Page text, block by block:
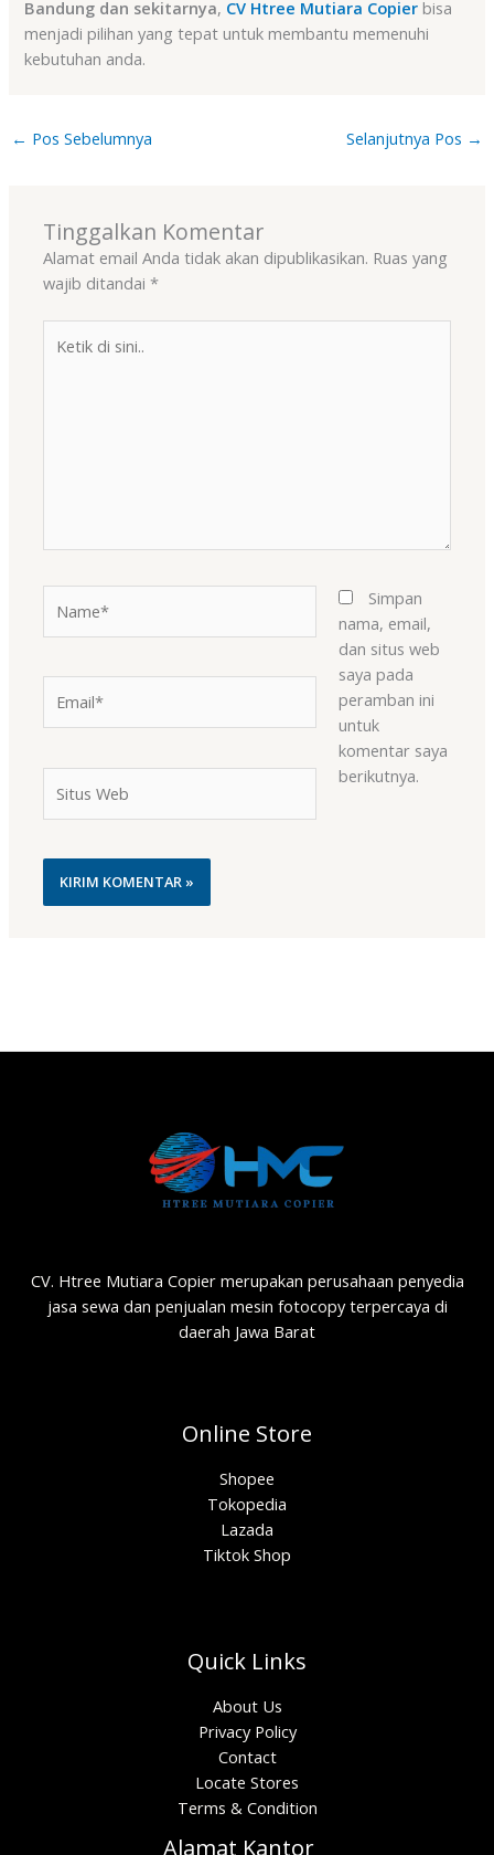
Bandung dan sekitarnya, CV Htree Mutiara Copier bisa
menjadi pilihan yang tepat untuk membantu memenuhi
kebutuhan anda.
← Pos Sebelumnya Selanjutnya Pos →
Tinggalkan Komentar
Alamat email Anda tidak akan dipublikasikan. Ruas yang
wajib ditandai*
Web
Simpan
nama, email,
dan situs web
saya pada
peramban ini
untuk
komentar saya
berikutnya.
CV. Htree Mutiara Copier merupakan perusahaan penyedia
jasa sewa dan penjualan mesin fotocopy terpercaya di
daerah Jawa Barat
Online Store
Shopee
Tokopedia
Lazada
Tiktok Shop
Quick Links
About Us
Privacy Policy
Contact
Locate Stores
Terms & Condition
Alamat Kantor